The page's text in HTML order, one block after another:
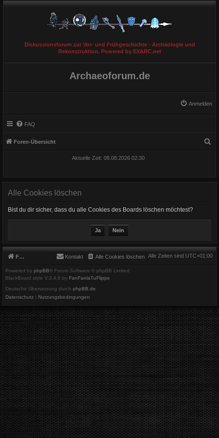
Diskussionsforum zur Vor- und Frühgeschichte - Archäologie und
Rekonstruktion. Powered by EXARC.net
Archaeoforum.de
Anmelden
FAQ
Foren-Übersicht
Aktuelle Zeit: 08.08.2026 02:30
Alle Cookies löschen
Bist du dir sicher, dass du alle Cookies des Boards löschen möchtest?
Foren-Übersicht Alle Zeiten sind UTC+01:00
Alle Cookies löschen
Kontakt
Powered by phpBB® Forum Software © phpBB Limited
BlackBoard style V.3.4.6 by FanFanlaTuFlippe
Deutsche Übersetzung durch phpBB.de
Datenschutz | Nutzungsbedingungen